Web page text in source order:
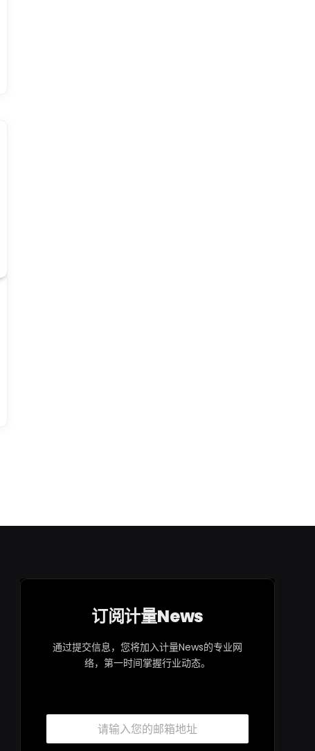
订阅计量News
通过提交信息，您将加入计量News的专业网
络，第一时间掌握行业动态。
邮
*